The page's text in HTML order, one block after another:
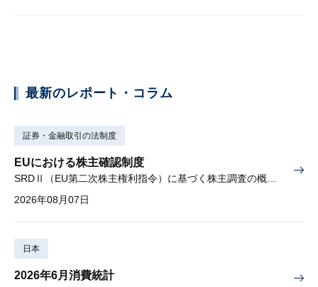
最新のレポート・コラム
証券・金融取引の法制度
EUにおける株主確認制度
SRDⅡ（EU第二次株主権利指令）に基づく株主調査の概要と課題
2026年08月07日
日本
2026年6月消費統計